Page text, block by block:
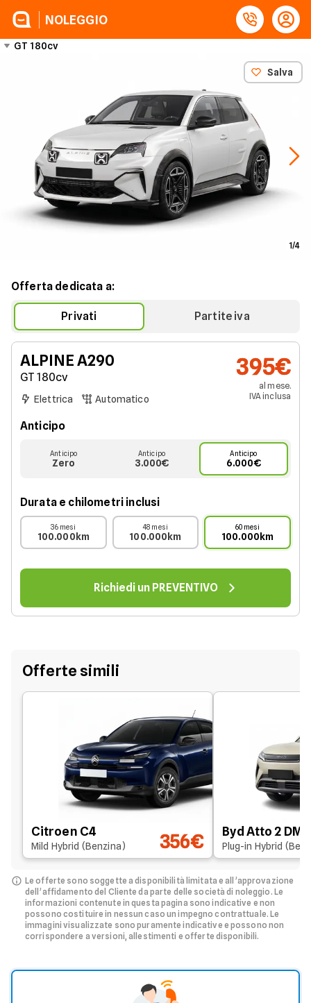
NOLEGGIO
GT 180cv
Salva
1/4
Offerta dedicata a:
Privati Partite iva
ALPINEA290
GT 180cv
Elettrica Automatico
395€
al mese.
IVA inclusa
Anticipo
Anticipo
Zero
Anticipo
3.000€
Anticipo
6.000€
Durata e chilometri inclusi
36 mesi
100.000km
48 mesi
100.000km
60 mesi
100.000km
Richiedi un PREVENTIVO
Offerte simili
Citroen C4
Mild Hybrid (Benzina) 356€ Byd Atto 2 DM-i
Plug-in Hybrid
Le offerte sono soggette a disponibilità limitata e all’approvazione
dell’affidamento del Cliente da parte delle società di noleggio. Le
informazioni contenute in questa pagina sono indicative e non
possono costituire in nessun caso un impegno contrattuale. Le
immagini visualizzate sono puramente indicative e possono non
corrispondere a versioni, allestimenti e offerte disponibili.